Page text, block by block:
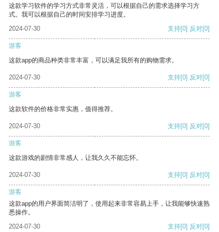
这款学习软件的学习方式非常灵活，可以根据自己的需求选择学习方
式。我可以根据自己的时间安排学习进度。
2024-07-30
支持[0] 反对[0]
游客
这款app的商品种类非常丰富，可以满足我所有的购物需求。
2024-07-30 支持[0] 反对[0]
游客
这款软件的价格非常实惠，值得推荐。
2024-07-30 支持[0] 反对[0]
游客
这款游戏的剧情非常感人，让我久久不能忘怀。
2024-07-30 支持[0] 反对[0]
游客
这款app的用户界面简洁明了，使用起来非常容易上手，让我能够快速熟
悉操作。
2024-07-30
支持[0] 反对[0]